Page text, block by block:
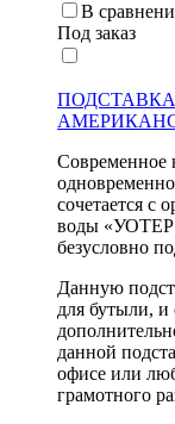
В
Под заказ
ПОДСТАВКА
Современное
сочетается с
воды «УОТЕР
безусловно
Данную
для бутыли, и
данной
офисе или
грамотного